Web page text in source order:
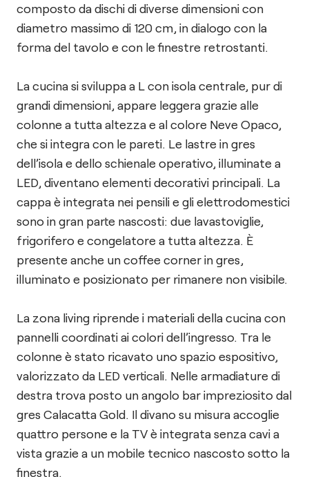
composto da dischi di diverse dimensioni con
diametro massimo di 120 cm, in dialogo con la
forma del tavolo e con le finestre retrostanti.
La cucina si sviluppa a L con isola centrale, pur di
grandi dimensioni, appare leggera grazie alle
colonne a tutta altezza e al colore Neve Opaco,
che si integra con le pareti. Le lastre in gres
dell’isola e dello schienale operativo, illuminate a
LED, diventano elementi decorativi principali. La
cappa è integrata nei pensili e gli elettrodomestici
sono in gran parte nascosti: due lavastoviglie,
frigorifero e congelatore a tutta altezza. È
presente anche un coffee corner in gres,
illuminato e posizionato per rimanere non visibile.
La zona living riprende i materiali della cucina con
pannelli coordinati ai colori dell’ingresso. Tra le
colonne è stato ricavato uno spazio espositivo,
valorizzato da LED verticali. Nelle armadiature di
destra trova posto un angolo bar impreziosito dal
gres Calacatta Gold. Il divano su misura accoglie
quattro persone e la TV è integrata senza cavi a
vista grazie a un mobile tecnico nascosto sotto la
finestra.